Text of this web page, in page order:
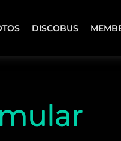
DISCOBUS